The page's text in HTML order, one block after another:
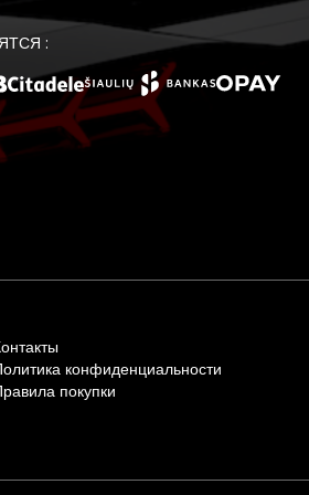
:
конфиденциальности
покупки